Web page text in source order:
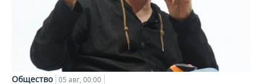
Общество 05 авг, 00:00